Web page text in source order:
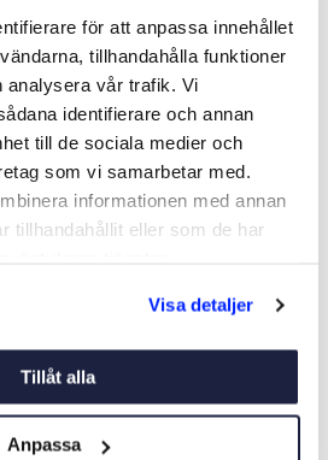
för att anpassa innehållet
tillhandahålla funktioner
analysera vår trafik. Vi
identifierare och annan
till de sociala medier och
som vi samarbetar med.
informationen med annan
tillhandahållit eller som de har
Visa detaljer
Tillåt alla
Anpassa
produkter
Art nr:
279 kr